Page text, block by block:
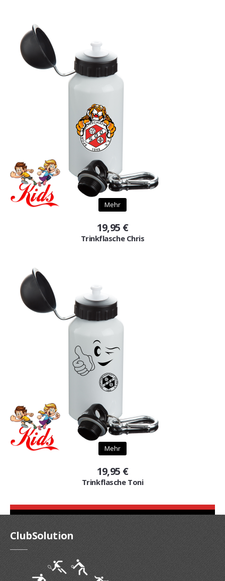
Mehr
19,95 €
Trinkflasche Chris
Mehr
19,95 €
Trinkflasche Toni
ClubSolution